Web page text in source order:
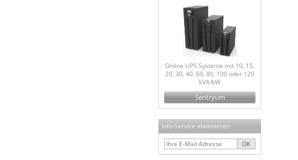
Online UPS Systeme mit 10, 15,
20, 30, 40, 60, 80, 100 oder 120
kVA/kW
Sentryum
Info-Service abonnieren
OK